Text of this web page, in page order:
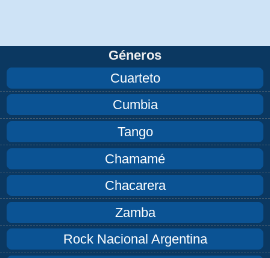
Géneros
Cuarteto
Cumbia
Tango
Chamamé
Chacarera
Zamba
Rock Nacional Argentina